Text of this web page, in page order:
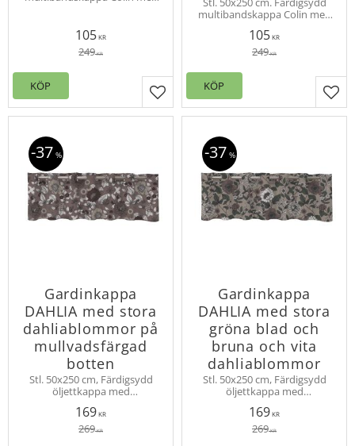
Slubkvalité.
105KR
249KR
Lägg till i favoriter
KÖP
multibandskappa Colin med
grågröna och
plommonfärgade toner på
105KR
249KR
KÖP
Gardinkappa
DAHLIA med stora
dahliablommor på
mullvadsfärgad
botten
Stl. 50x250 cm, Färdigsydd
öljettkappa med
för vacker effekt. Kappan har
16 st öljetter.
169KR
269KR
37 %
Gardinkappa
DAHLIA med stora
gröna blad och
bruna och vita
dahliablommor
Stl. 50x250 cm, Färdigsydd
öljettkappa med
för vacker effekt. Kappan har
16 st öljetter.
169KR
269KR
37 %